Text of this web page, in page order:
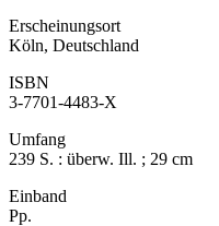
Erscheinungsort
Köln, Deutschland
ISBN
3-7701-4483-X
Umfang
239 S. : überw. Ill. ; 29 cm
Einband
Pp.